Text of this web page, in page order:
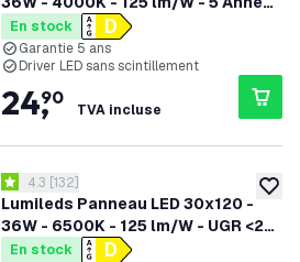
Garantie
En stock
Garantie 5 ans
Driver LED sans scintillement
24,
90
TVA incluse
Lumileds Panneau LED 30x120 -
36W - 6500K - 125 lm/W - UGR <22
- 5 Années Garantie
ouvrir le tiroir des avis
4.3 étoiles de notation
4.3 [132]
En stock